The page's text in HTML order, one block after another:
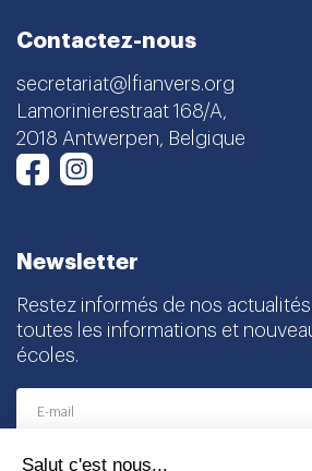
Contactez-nous
secretariat@lfianvers.org
Lamorinierestraat 168/A,
2018 Antwerpen, Belgique
Facebook
Instagram
Newsletter
Restez informés de nos
toutes les informations et
écoles.